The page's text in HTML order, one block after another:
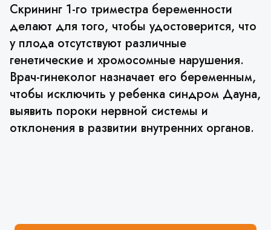
Скрининг 1-го триместра беременности
делают для того, чтобы удостоверится, что
у плода отсутствуют различные
генетические и хромосомные нарушения.
Врач-гинеколог назначает его беременным,
чтобы исключить у ребенка синдром Дауна,
выявить пороки нервной системы и
отклонения в развитии внутренних органов.